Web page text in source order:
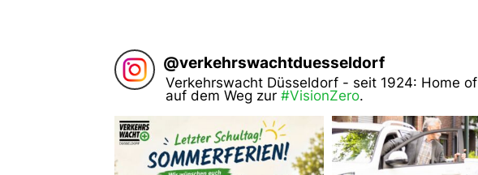
@verkehrswachtduesseldorf
Verkehrswacht Düsseldorf - seit 1924: Home of
auf dem Weg zur #VisionZero.